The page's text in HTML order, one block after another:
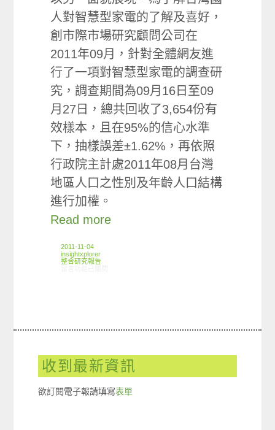
人對智慧型家電的了解及喜好，
創市際市場研究顧問公司在
2011年09月，針對全體網友進
行了一項對智慧型家電的調查研
究，調查期間為09月16日至09
月27日，總共回收了3,654份有
效樣本，且在95%的信心水準
下，抽樣誤差±1.62%，再依照
行政院主計處2011年08月台灣
地區人口之性別及年齡人口結構
進行加權。
Read more
2011-11-04
insightxplorer
整合研究報告
收到最新資訊
欲訂閱電子報請填寫表單